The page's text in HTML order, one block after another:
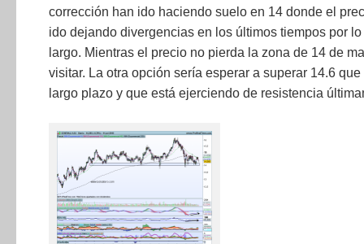
corrección han ido haciendo suelo en 14 donde el
ido dejando divergencias en los últimos tiempos por
largo. Mientras el precio no pierda la zona de 14 de
visitar. La otra opción sería esperar a superar 14.6
largo plazo y que está ejerciendo de resistencia